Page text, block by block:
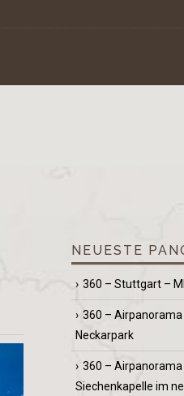
NEUESTE
360 – Stuttgart –
360 –
Neckarpark
360 –
Siechenkapelle im